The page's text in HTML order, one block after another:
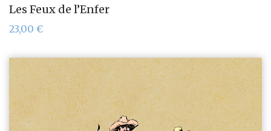
Les Feux de l’Enfer
23,00 €